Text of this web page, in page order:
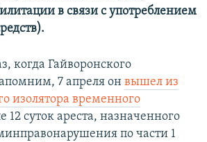
в связи с употреблением
когда Гайворонского
7 апреля он вышел из
изолятора временного
12 суток ареста, назначенного
по части 1